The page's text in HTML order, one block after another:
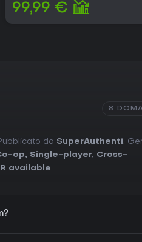
99,99 €
8
da SuperAuthenti.
op, Single-player, Cross-
available.